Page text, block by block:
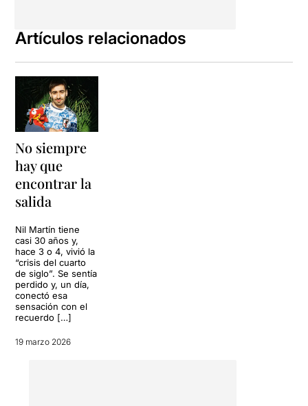
Artículos relacionados
No siempre
hay que
encontrar la
salida
Nil Martín tiene
casi 30 años y,
hace 3 o 4, vivió la
“crisis del cuarto
de siglo”. Se sentía
perdido y, un día,
conectó esa
sensación con el
recuerdo […]
19 marzo 2026